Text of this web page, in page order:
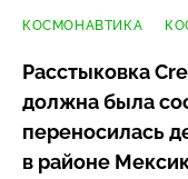
КОСМОНАВТИКА
Расстыковка
должна была
переносилась
в районе